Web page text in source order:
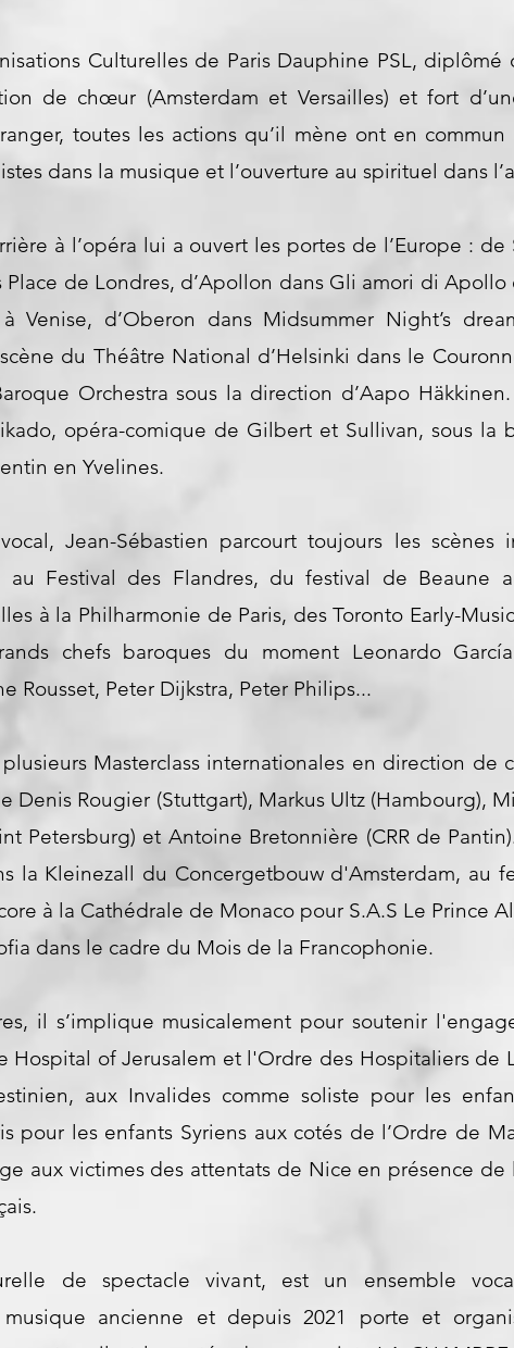
Culturelles de Paris Dauphine PSL, diplômé
de chœur (Amsterdam et Versailles) et fort
toutes les actions qu’il mène ont en commun
dans la musique et l’ouverture au spirituel dans
à l’opéra lui a ouvert les portes de l’Europe :
Place de Londres, d’Apollon dans Gli amori di
Venise, d’Oberon dans Midsummer Night’s
du Théâtre National d’Helsinki dans le
Orchestra sous la direction d’Aapo
opéra-comique de Gilbert et Sullivan, sous la
en Yvelines.
Jean-Sébastien parcourt toujours les scènes
Festival des Flandres, du festival de Beaune
à la Philharmonie de Paris, des Toronto Early-
chefs baroques du moment Leonardo
Rousset, Peter Dijkstra, Peter Philips...
Masterclass internationales en direction de
Denis Rougier (Stuttgart), Markus Ultz (Hambourg),
Petersburg) et Antoine Bretonnière (CRR de
la Kleinezall du Concergetbouw d'Amsterdam, au
à la Cathédrale de Monaco pour S.A.S Le Prince
dans le cadre du Mois de la Francophonie.
il s’implique musicalement pour soutenir
Hospital of Jerusalem et l'Ordre des Hospitaliers de
aux Invalides comme soliste pour les
pour les enfants Syriens aux cotés de l’Ordre de
aux victimes des attentats de Nice en présence de
de spectacle vivant, est un ensemble
ancienne et depuis 2021 porte et